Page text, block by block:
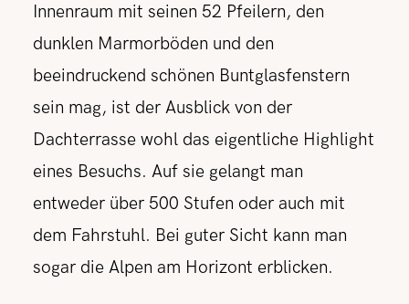
Innenraum mit seinen 52 Pfeilern, den
dunklen Marmorböden und den
beeindruckend schönen Buntglasfenstern
sein mag, ist der Ausblick von der
Dachterrasse wohl das eigentliche Highlight
eines Besuchs. Auf sie gelangt man
entweder über 500 Stufen oder auch mit
dem Fahrstuhl. Bei guter Sicht kann man
sogar die Alpen am Horizont erblicken.